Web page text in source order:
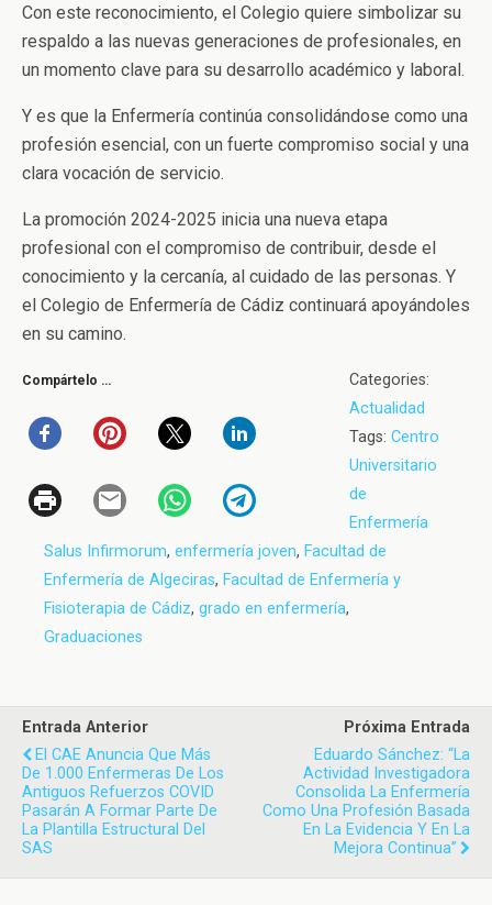
Con este reconocimiento, el Colegio quiere simbolizar su
respaldo a las nuevas generaciones de profesionales, en
un momento clave para su desarrollo académico y laboral.
Y es que la Enfermería continúa consolidándose como una
profesión esencial, con un fuerte compromiso social y una
clara vocación de servicio.
La promoción 2024-2025 inicia una nueva etapa
profesional con el compromiso de contribuir, desde el
conocimiento y la cercanía, al cuidado de las personas. Y
el Colegio de Enfermería de Cádiz continuará apoyándoles
en su camino.
Compártelo …
Categories:
Actualidad
Tags: Centro
Universitario
de
Enfermería
Salus Infirmorum, enfermería joven, Facultad de
Enfermería de Algeciras, Facultad de Enfermería y
Fisioterapia de Cádiz, grado en enfermería,
Graduaciones
Entrada Anterior
El CAE Anuncia Que Más
De 1.000 Enfermeras De Los
Antiguos Refuerzos COVID
Pasarán A Formar Parte De
La Plantilla Estructural Del
SAS
Próxima Entrada
Eduardo Sánchez: “La
Actividad Investigadora
Consolida La Enfermería
Como Una Profesión Basada
En La Evidencia Y En La
Mejora Continua”